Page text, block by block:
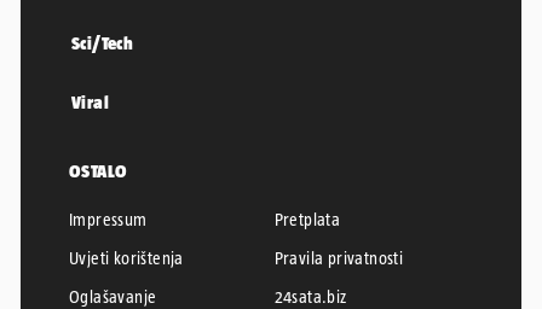
Sci/Tech
Viral
OSTALO
Impressum
Pretplata
Uvjeti korištenja
Pravila privatnosti
Oglašavanje
24sata.biz